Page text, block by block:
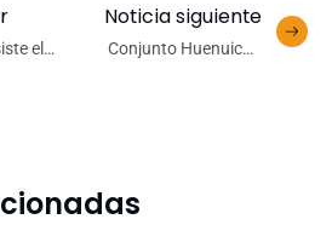
el
Noticia siguiente
Conjunto Huenuican